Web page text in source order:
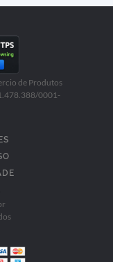
de Produtos
0001-